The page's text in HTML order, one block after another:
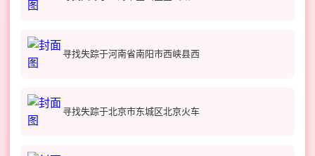
寻找失踪于河南省南阳市西峡县西
寻找失踪于北京市东城区北京火车